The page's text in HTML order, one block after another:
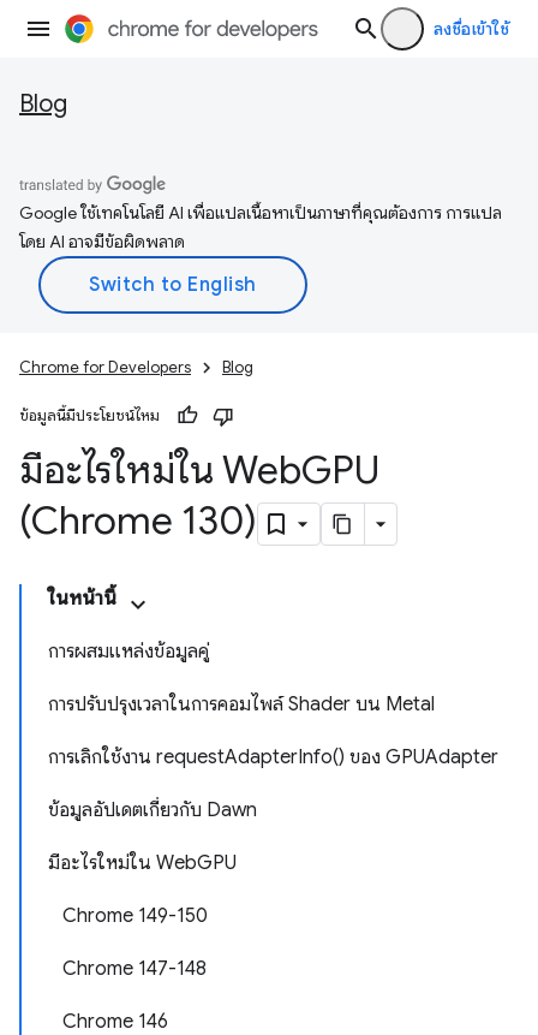
ลงชื่อเข้าใช้
Blog
Google ใช้เทคโนโลยี AI เพื่อแปลเนื้อหาเป็นภาษาที่คุณต้องการ การแปล
โดย AI อาจมีข้อผิดพลาด
Chrome for Developers Blog
ข้อมูลนี้มีประโยชน์ไหม
มีอะไรใหม่ใน WebGPU
(Chrome 130)
ในหน้านี้
การผสมแหล่งข้อมูลคู่
การปรับปรุงเวลาในการคอมไพล์ Shader บน Metal
การเลิกใช้งาน requestAdapterInfo() ของ GPUAdapter
ข้อมูลอัปเดตเกี่ยวกับ Dawn
มีอะไรใหม่ใน WebGPU
Chrome 149-150
Chrome 147-148
Chrome 146